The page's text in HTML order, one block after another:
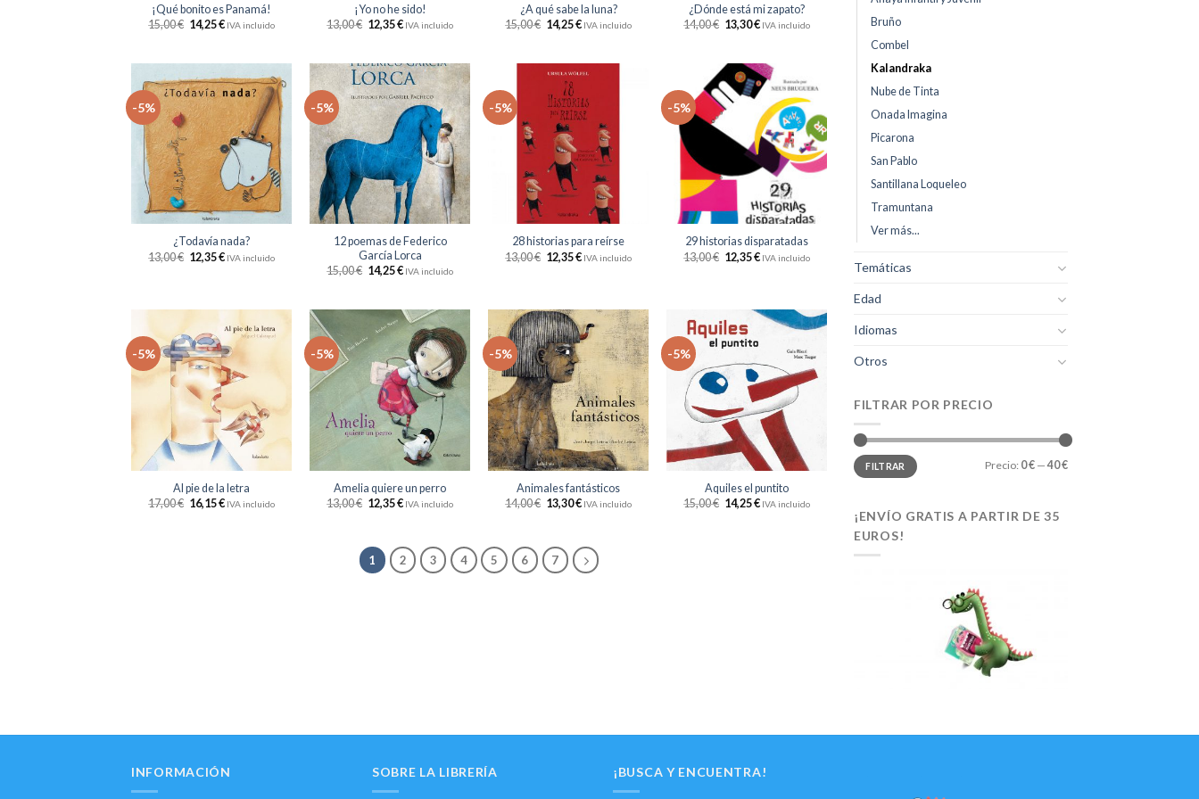
¡Qué bonito es Panamá!
15,00€ 14,25€ IVA incluido
¡Yo no he sido!
13,00€ 12,35€ IVA incluido
¿A qué sabe la luna?
15,00€ 14,25€ IVA incluido
¿Dónde está mi zapato?
14,00€ 13,30€ IVA incluido
-5%
Añadir
a la
lista
de
deseos
+
¿Todavía nada?
13,00€ 12,35€ IVA incluido
-5%
Añadir
a la
lista
de
deseos
+
12 poemas de Federico
García Lorca
15,00€ 14,25€ IVA incluido
-5%
deseos
28 historias para reírse
13,00€ 12,35€ IVA incluido
-5%
Añadir
a la
lista
de
deseos
+
29 historias disparatadas
13,00€ 12,35€ IVA incluido
-5%
deseos
+
Al pie de la letra
17,00€ 16,15€ IVA incluido
-5%
Añadir
a la
lista
de
deseos
Amelia quiere un perro
13,00€ 12,35€ IVA incluido
-5%
Añadir
a la
de
deseos
+
Animales fantásticos
14,00€ 13,30€ IVA incluido
-5%
Añadir
lista
de
deseos
Aquiles el puntito
15,00€ 14,25€ IVA incluido
1 2 3 4 5 6 7
Bruño
Combel
Kalandraka
Nube de Tinta
Onada Imagina
Picarona
San Pablo
Santillana Loqueleo
Tramuntana
Ver más...
Temáticas
Edad
Idiomas
Otros
FILTRAR POR PRECIO
Precio
mínimo
Precio
máximo
FILTRAR Precio: 0 € —40 €
¡ENVÍO GRATIS A PARTIR DE 35
EUROS!
INFORMACIÓN SOBRE LA LIBRERÍA ¡BUSCA Y ENCUENTRA!